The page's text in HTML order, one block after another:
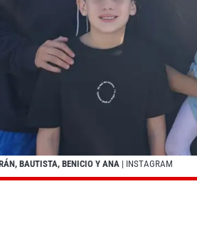
BAUTISTA, BENICIO Y ANA | INSTAGRAM